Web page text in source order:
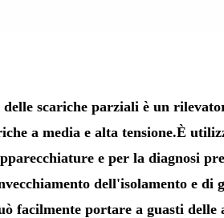
scariche parziali è un
a media e alta tensione.È
e per la diagnosi
dell'isolamento e di
facilmente portare a guasti